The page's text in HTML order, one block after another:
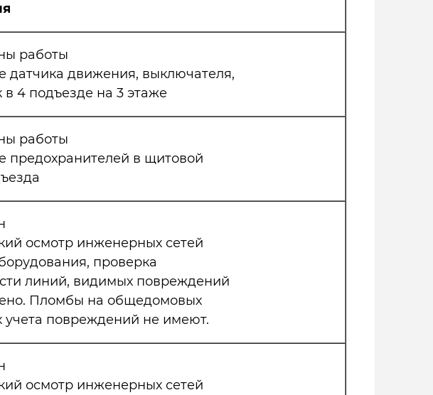
работы
датчика движения, выключателя,
в 4 подъезде на 3 этаже
работы
предохранителей в щитовой
осмотр инженерных сетей
проверка
линий, видимых повреждений
Пломбы на общедомовых
учета повреждений не имеют.
осмотр инженерных сетей